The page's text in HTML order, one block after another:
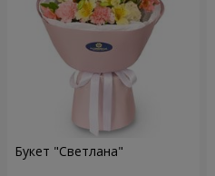
Букет "Светлана"